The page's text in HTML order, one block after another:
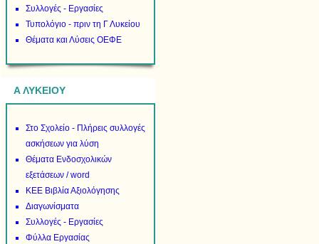
Συλλογές - Εργασίες
Τυπολόγιο - πριν τη Γ Λυκείου
Θέματα και Λύσεις ΟΕΦΕ
Α ΛΥΚΕΙΟΥ
Στο Σχολείο - Πλήρεις συλλογές
ασκήσεων για λύση
Θέματα Ενδοσχολικών
εξετάσεων / word
ΚΕΕ Βιβλία Αξιολόγησης
Διαγωνίσματα
Συλλογές - Εργασίες
Φύλλα Εργασίας